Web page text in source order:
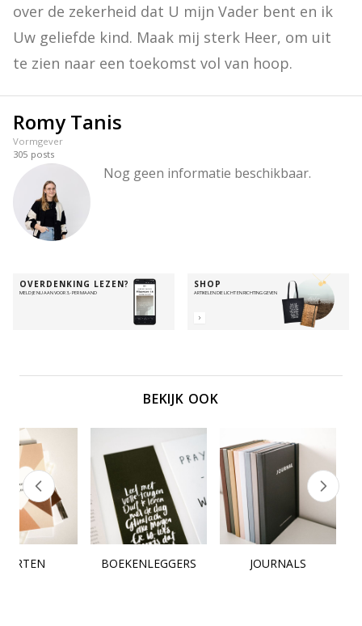
over de zekerheid dat U mijn Vader bent en ik
Uw geliefde kind. Maak mij sterk Heer, om uit
te zien naar een toekomst vol van hoop.
Romy Tanis
Vormgever
305 posts
Nog geen informatie beschikbaar.
OVERDENKING LEZEN?
MELD JE NU AAN VOOR 3,- PER MAAND
SHOP
ARTIKELEN DIE LICHT EN RICHTING GEVEN
BEKIJK OOK
BOEKENLEGGERS JOURNALS